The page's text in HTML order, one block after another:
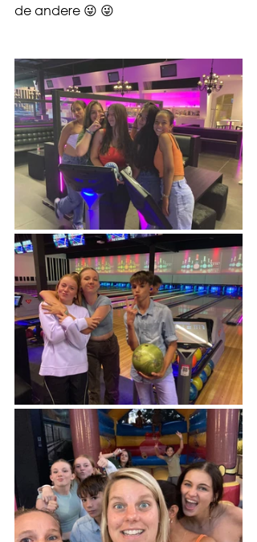
de andere 😜 😜